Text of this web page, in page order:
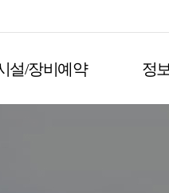
설/장비예약 정